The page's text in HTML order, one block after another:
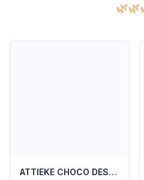
ATTIEKE CHOCO DESYDRATE SACHET 10KG